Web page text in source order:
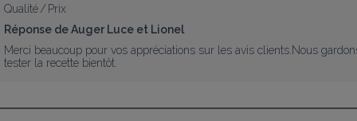
Qualité / Prix
Réponse de Auger Luce et Lionel
Merci beaucoup pour vos appréciations sur les avis clients.Nous
tester la recette bientôt.